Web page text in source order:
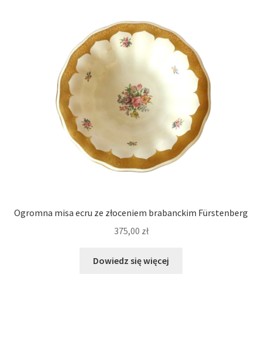
Ogromna misa ecru ze złoceniem brabanckim Fürstenberg
375,00 zł
Dowiedz się więcej